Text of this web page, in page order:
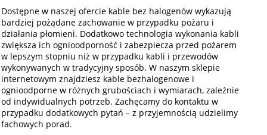
Dostępne w naszej ofercie kable bez halogenów wykazują
bardziej pożądane zachowanie w przypadku pożaru i
działania płomieni. Dodatkowo technologia wykonania kabli
zwiększa ich ognioodporność i zabezpiecza przed pożarem
w lepszym stopniu niż w przypadku kabli i przewodów
wykonywanych w tradycyjny sposób. W naszym sklepie
internetowym znajdziesz kable bezhalogenowe i
ognioodporne w różnych grubościach i wymiarach, zależnie
od indywidualnych potrzeb. Zachęcamy do kontaktu w
przypadku dodatkowych pytań – z przyjemnością udzielimy
fachowych porad.